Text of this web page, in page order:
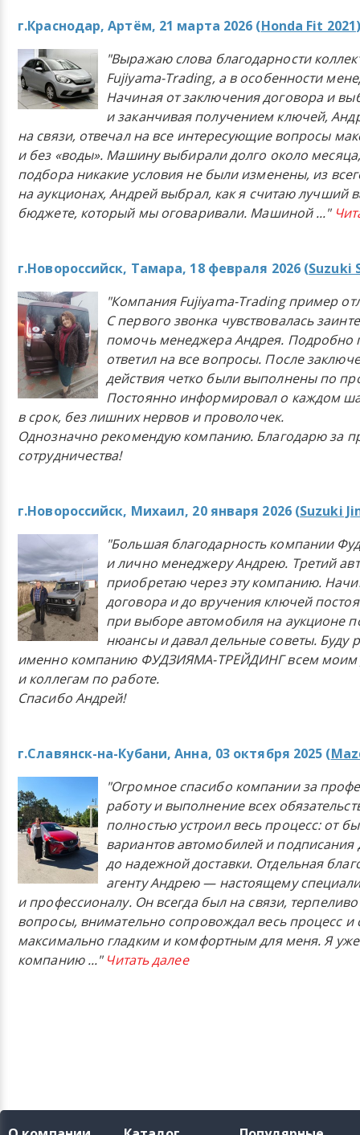
г.Краснодар, Артём, 21 марта 2026 (Honda Fit 2021
"Выражаю слова благодарности
Fujiyama-Trading, а в особенности
Начиная от заключения договора и
и заканчивая получением ключей,
на связи, отвечал на все интересующие вопросы
и без «воды». Машину выбирали долго около
подбора никакие условия не были изменены, из
на аукционах, Андрей выбрал, как я считаю лучший
бюджете, который мы оговаривали. Машиной..."
г.Новороссийск, Тамара, 18 февраля 2026 (Suzuki
"Компания Fujiyama-Trading пример
С первого звонка чувствовалась
помочь менеджера Андрея. Подробно
ответил на все вопросы. После
действия четко были выполнены по
Постоянно информировал о каждом
в срок, без лишних нервов и проволочек.
Однозначно рекомендую компанию. Благодарю за
сотрудничества!
г.Новороссийск, Михаил, 20 января 2026 (Suzuki
"Большая благодарность компании
и лично менеджеру Андрею. Третий
приобретаю через эту компанию.
договора и до вручения ключей
при выборе автомобиля на аукционе
нюансы и давал дельные советы. Буду
именно компанию ФУДЗИЯМА-ТРЕЙДИНГ всем моим
и коллегам по работе.
Спасибо Андрей!
г.Славянск-на-Кубани, Анна, 03 октября 2025 (
"Огромное спасибо компании за
работу и выполнение всех
полностью устроил весь процесс: от
вариантов автомобилей и подписания
до надежной доставки. Отдельная
агенту Андрею — настоящему
и профессионалу. Он всегда был на связи,
вопросы, внимательно сопровождал весь процесс и
максимально гладким и комфортным для меня. Я
компанию..." Читать далее